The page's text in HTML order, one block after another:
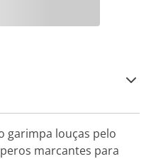
garimpa louças pelo
marcantes para